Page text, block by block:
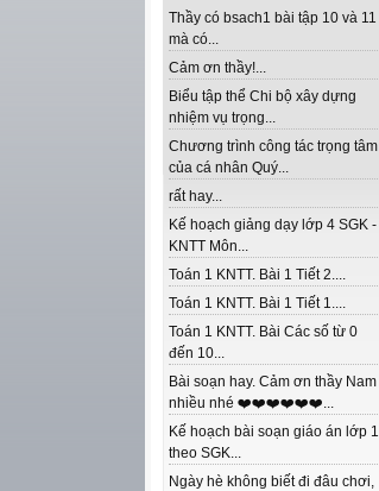
Thầy có bsach1 bài tập 10 và 11
mà có...
Cảm ơn thầy!...
Biểu tập thể Chi bộ xây dựng
nhiệm vụ trọng...
Chương trình công tác trọng tâm
của cá nhân Quý...
rất hay...
Kế hoạch giảng dạy lớp 4 SGK -
KNTT Môn...
Toán 1 KNTT. Bài 1 Tiết 2....
Toán 1 KNTT. Bài 1 Tiết 1....
Toán 1 KNTT. Bài Các số từ 0
đến 10...
Bài soạn hay. Cảm ơn thầy Nam
nhiều nhé ❤️❤️❤️❤️❤️❤️...
Kế hoạch bài soạn giáo án lớp 1
theo SGK...
Ngày hè không biết đi đâu chơi,